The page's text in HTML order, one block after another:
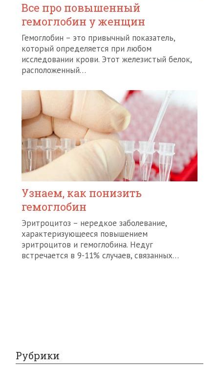
Все про повышенный
гемоглобин у женщин
Гемоглобин – это привычный показатель,
который определяется при любом
исследовании крови. Этот железистый белок,
расположенный…
Узнаем, как понизить
гемоглобин
Эритроцитоз – нередкое заболевание,
характеризующееся повышением
эритроцитов и гемоглобина. Недуг
встречается в 9-11% случаев, связанных…
Рубрики